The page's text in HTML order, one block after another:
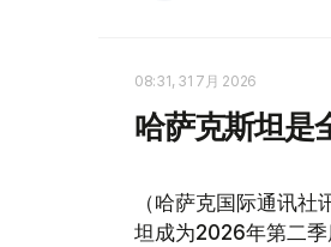
08:31, 31 7月 2026
哈萨克斯坦是
（哈萨克国际通讯
坦成为2026年第二季